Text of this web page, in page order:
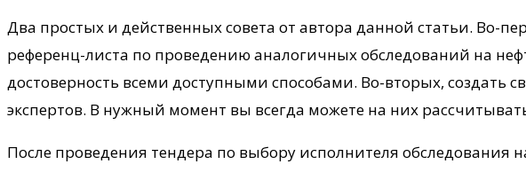
Два простых и действенных совета от автора данной статьи. Во-
референц-листа по проведению аналогичных обследований на
достоверность всеми доступными способами. Во-вторых,
экспертов. В нужный момент вы всегда можете на них
После проведения тендера по выбору исполнителя обследования